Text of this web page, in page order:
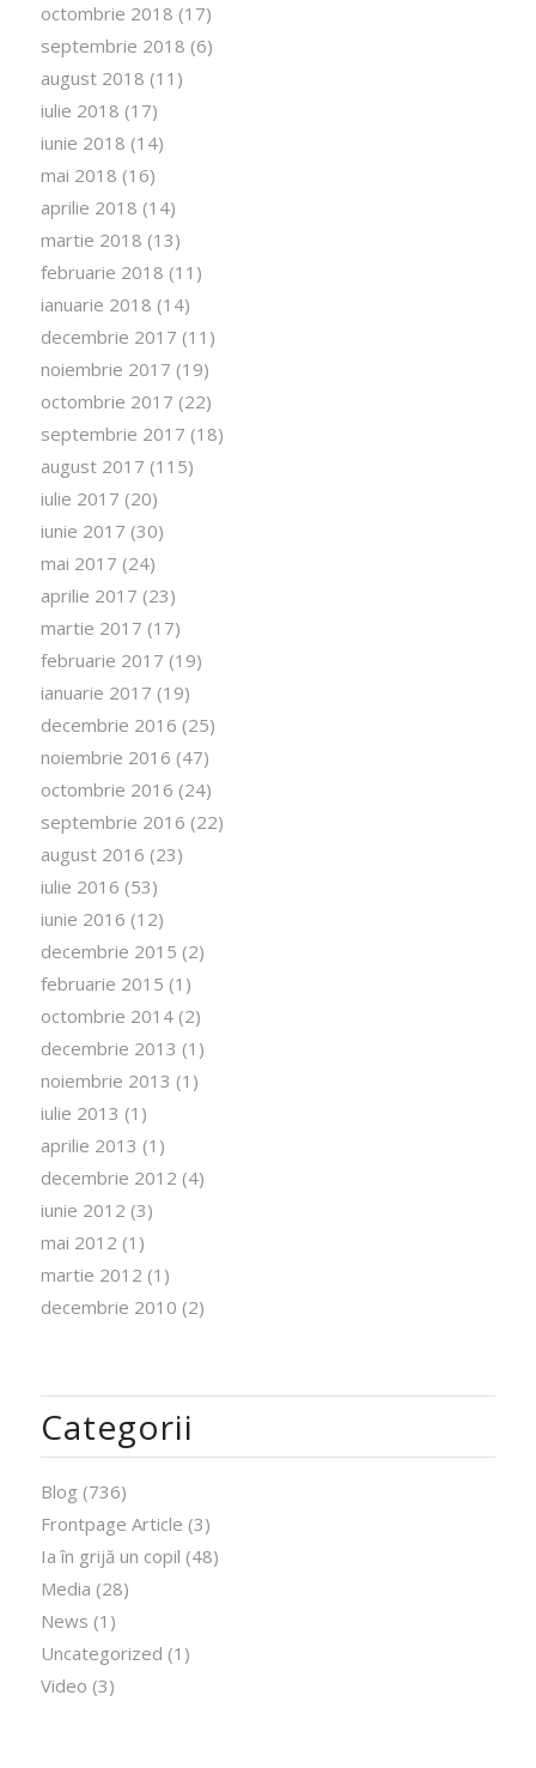
octombrie 2018 (17)
septembrie 2018 (6)
august 2018 (11)
iulie 2018 (17)
iunie 2018 (14)
mai 2018 (16)
aprilie 2018 (14)
martie 2018 (13)
februarie 2018 (11)
ianuarie 2018 (14)
decembrie 2017 (11)
noiembrie 2017 (19)
octombrie 2017 (22)
septembrie 2017 (18)
august 2017 (115)
iulie 2017 (20)
iunie 2017 (30)
mai 2017 (24)
aprilie 2017 (23)
martie 2017 (17)
februarie 2017 (19)
ianuarie 2017 (19)
decembrie 2016 (25)
noiembrie 2016 (47)
octombrie 2016 (24)
septembrie 2016 (22)
august 2016 (23)
iulie 2016 (53)
iunie 2016 (12)
decembrie 2015 (2)
februarie 2015 (1)
octombrie 2014(2)
decembrie 2013 (1)
noiembrie 2013 (1)
iulie 2013 (1)
aprilie 2013 (1)
decembrie 2012 (4)
iunie 2012 (3)
mai 2012 (1)
martie 2012 (1)
decembrie 2010 (2)
Categorii
Blog (736)
Frontpage Article (3)
Ia în grijă un copil (48)
Media (28)
News (1)
Uncategorized (1)
Video (3)